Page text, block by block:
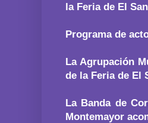
la Feria de El
Programa de
La Agrupación
de la Feria de El
La Banda de
Montemayor